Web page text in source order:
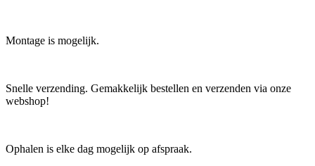
Montage is mogelijk.
Snelle verzending. Gemakkelijk bestellen en verzenden via onze
webshop!
Ophalen is elke dag mogelijk op afspraak.